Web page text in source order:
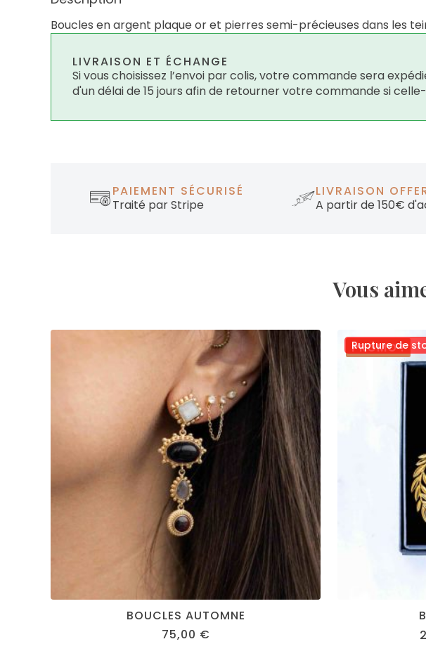
Boucles en argent plaque or et pierres semi-précieuses dans les
LIVRAISON ET ÉCHANGE
Si vous choisissez l’envoi par colis, votre commande sera
d'un délai de 15 jours afin de retourner votre commande si
PAIEMENT SÉCURISÉ
Traité par Stripe
LIVRAISON
A partir de 150€
Vous
BOUCLES AUTOMNE
75,00 €
Rupture de
PROMO !